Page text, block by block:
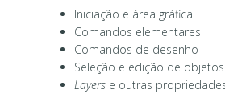
Iniciação e área gráfica
Comandos elementares
Comandos de desenho
Seleção e edição de objetos
Layerse outras